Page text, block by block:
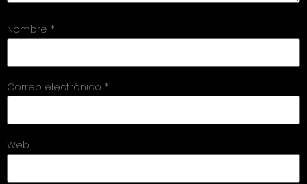
Nombre *
Correo electrónico *
Web